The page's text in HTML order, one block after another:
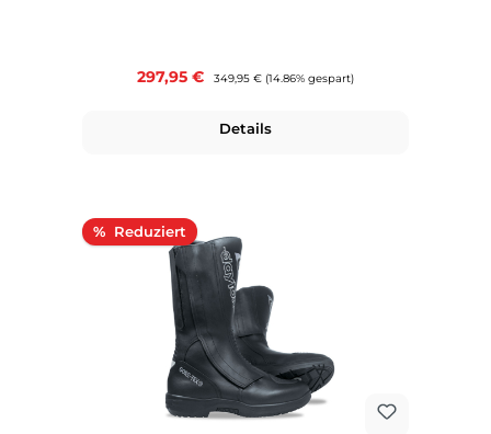
Verkaufspreis:
297,95 € Regulärer Preis:
349,95 € (14.86% gespart)
Details
% Rabatt